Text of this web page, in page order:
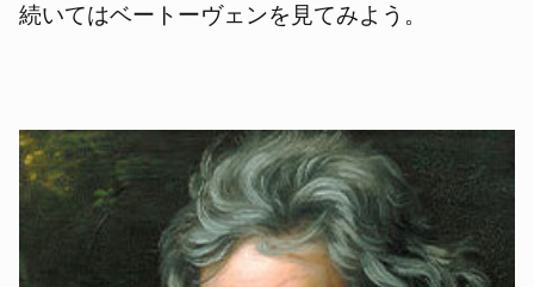
続いてはベートーヴェンを見てみよう。